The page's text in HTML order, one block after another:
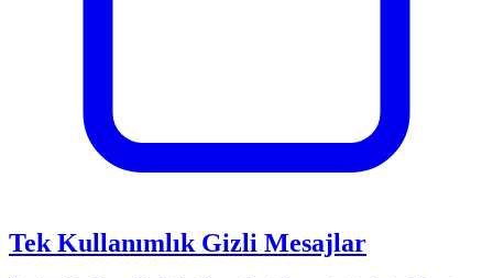
Tek Kullanımlık Gizli Mesajlar